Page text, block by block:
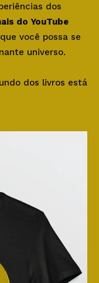
dos
do YouTube
você possa se
universo.
dos livros está